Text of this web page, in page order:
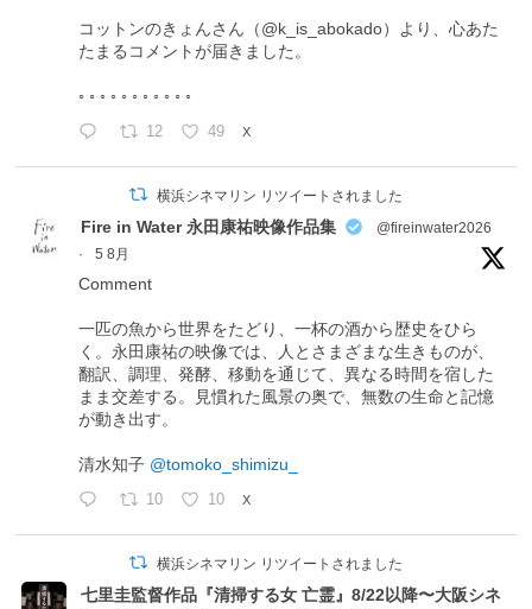
コットンのきょんさん（@k_is_abokado）より、心あた
たまるコメントが届きました。
◦ ◦ ◦ ◦ ◦ ◦ ◦ ◦ ◦ ◦ ◦
12 49 X
横浜シネマリン リツイートされました
Fire in Water 永田康祐映像作品集
@fireinwater2026
·
5 8月
Comment
一匹の魚から世界をたどり、一杯の酒から歴史をひら
く。永田康祐の映像では、人とさまざまな生きものが、
翻訳、調理、発酵、移動を通じて、異なる時間を宿した
まま交差する。見慣れた風景の奥で、無数の生命と記憶
が動き出す。
清水知子 @tomoko_shimizu_
10 10 X
横浜シネマリン リツイートされました
七里圭監督作品『清掃する女 亡霊』8/22以降〜大阪シネ